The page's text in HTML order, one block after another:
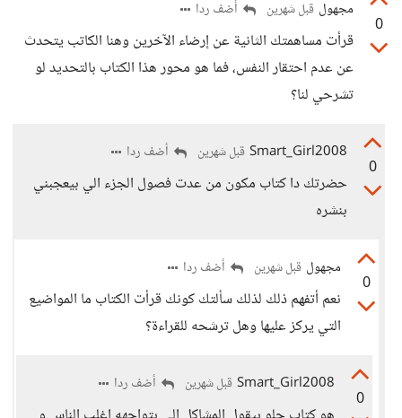
0
مجهول قبل شهرين أضف ردا
قرأت مساهمتك الثانية عن إرضاء الآخرين وهنا الكاتب يتحدث
عن عدم احتقار النفس، فما هو محور هذا الكتاب بالتحديد لو
تشرحي لنا؟
0
Smart_Girl2008 قبل شهرين أضف ردا
حضرتك دا كتاب مكون من عدت فصول الجزء الي بيعجبني
بنشره
0
مجهول قبل شهرين أضف ردا
نعم أتفهم ذلك لذلك سألتك كونك قرأت الكتاب ما المواضيع
التي يركز عليها وهل ترشحه للقراءة؟
0
Smart_Girl2008 قبل شهرين أضف ردا